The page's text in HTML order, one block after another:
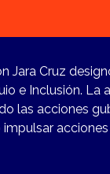
Jara Cruz
e Inclusión.
las acciones